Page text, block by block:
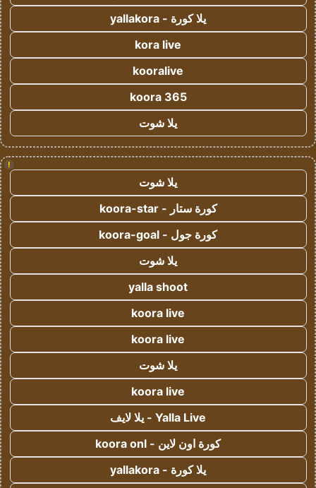
يلا كورة - yallakora
kora live
kooralive
koora 365
يلا شوت
!
يلا شوت
كورة ستار - koora-star
كورة جول - koora-goal
يلا شوت
yalla shoot
koora live
koora live
يلا شوت
koora live
Yalla Live - يلا لايف
كورة اون لاين - koora onl
يلا كورة - yallakora